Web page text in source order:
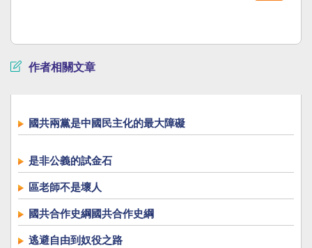
作者相關文章
國共兩黨是中國民主化的最大障礙
是非公義的試金石
區老師不是壞人
國共合作史綱國共合作史綱
逃避自由到奴役之路